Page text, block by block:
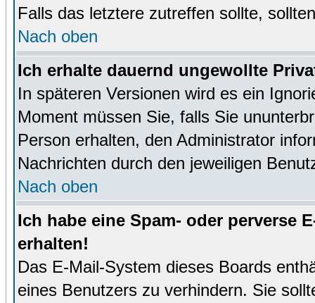
Falls das letztere zutreffen sollte,
Nach oben
Ich erhalte dauernd ungewollte
In späteren Versionen wird es ein
Moment müssen Sie, falls Sie
Person erhalten, den Administrator
Nachrichten durch den jeweiligen
Nach oben
Ich habe eine Spam- oder perverse
erhalten!
Das E-Mail-System dieses Boards
eines Benutzers zu verhindern. Sie